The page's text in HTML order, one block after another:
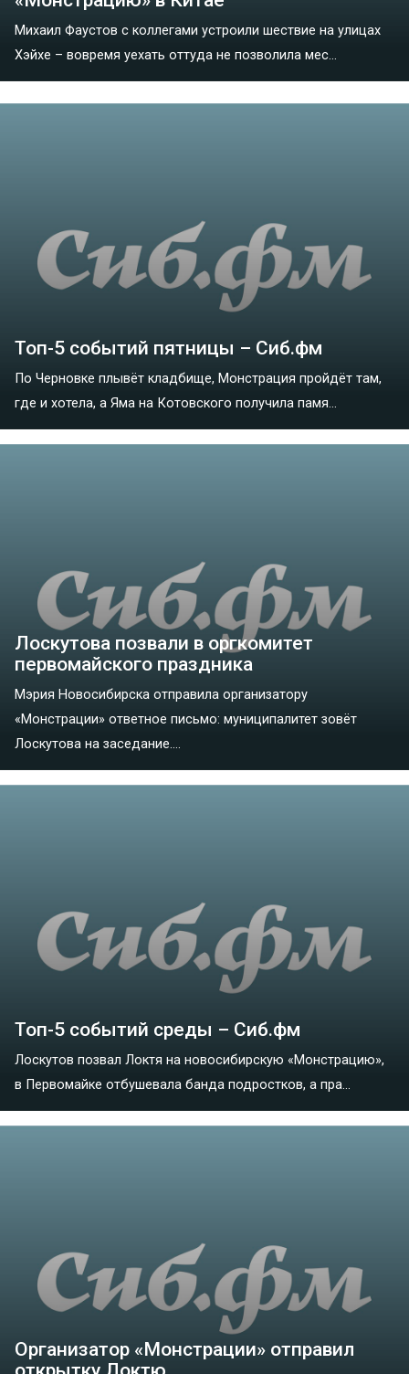
Михаил Фаустов с коллегами устроили шествие на улицах
Хэйхе – вовремя уехать оттуда не позволила мес...
Топ-5 событий пятницы – Сиб.фм
По Черновке плывёт кладбище, Монстрация пройдёт там,
где и хотела, а Яма на Котовского получила памя...
Лоскутова позвали в оргкомитет
первомайского праздника
Мэрия Новосибирска отправила организатору
«Монстрации» ответное письмо: муниципалитет зовёт
Лоскутова на заседание....
Топ-5 событий среды – Сиб.фм
Лоскутов позвал Локтя на новосибирскую «Монстрацию»,
в Первомайке отбушевала банда подростков, а пра...
Организатор «Монстрации» отправил